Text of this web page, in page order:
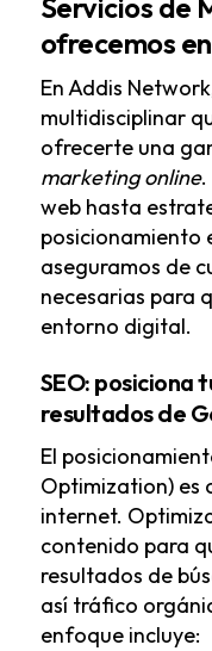
Servicios de
ofrecemos
En Addis
multidisciplinar
ofrecerte una
marketing online.
web hasta
posicionamiento
aseguramos de
necesarias para
entorno digital.
SEO: posiciona
resultados de
El
Optimization) es
internet.
contenido para
resultados de
así tráfico
enfoque incluye: